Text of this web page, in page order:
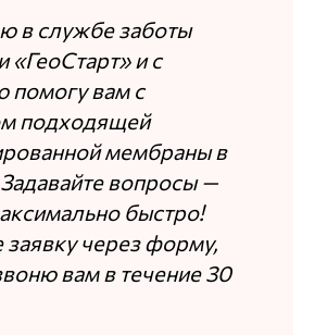
в службе заботы
«ГеоСтарт» и с
помогу вам с
подходящей
мембраны в
вопросы —
быстро!
заявку через форму,
вам в течение 30